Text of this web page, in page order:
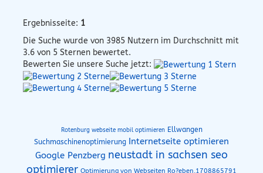
Ergebnisseite: 1
Die Suche wurde von 3985 Nutzern im Durchschnitt mit
3.6 von 5 Sternen bewertet.
Bewerten Sie unsere Suche jetzt:
Rotenburg webseite mobil optimieren Ellwangen
Suchmaschinenoptimierung
Internetseite optimieren
Google Penzberg neustadt in sachsen seo
optimierer Optimierung von Webseiten Ro?eben,1708865791